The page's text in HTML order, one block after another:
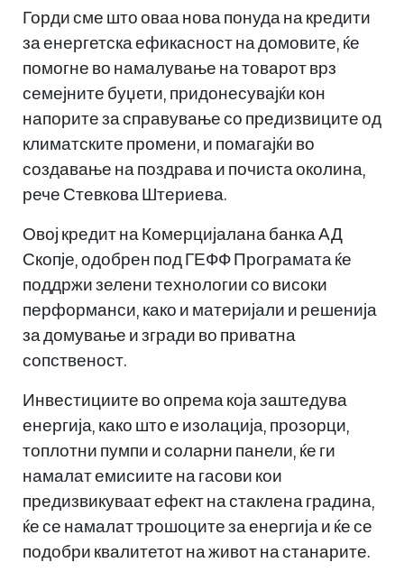
Горди сме што оваа нова понуда на кредити
за енергетска ефикасност на домовите, ќе
помогне во намалување на товарот врз
семејните буџети, придонесувајќи кон
напорите за справување со предизвиците од
климатските промени, и помагајќи во
создавање на поздрава и почиста околина,
рече Стевкова Штериева.
Овој кредит на Комерцијалана банка АД
Скопје, одобрен под ГЕФФ Програмата ќе
поддржи зелени технологии со високи
перформанси, како и материјали и решенија
за домување и згради во приватна
сопственост.
Инвестициите во опрема која заштедува
енергија, како што е изолација, прозорци,
топлотни пумпи и соларни панели, ќе ги
намалат емисиите на гасови кои
предизвикуваат ефект на стаклена градина,
ќе се намалат трошоците за енергија и ќе се
подобри квалитетот на живот на станарите.